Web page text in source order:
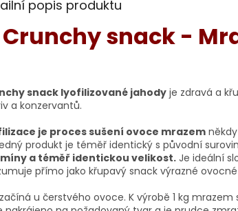
popis produktu
Crunchy snack -
snack lyofilizované jahody je zdravá a
a konzervantů.
je proces sušení ovoce mrazem
produkt je téměř identický s původní
a téměř identickou velikost. Je ideální
přímo jako křupavý snack výrazné
u čerstvého ovoce. K výrobě 1 kg